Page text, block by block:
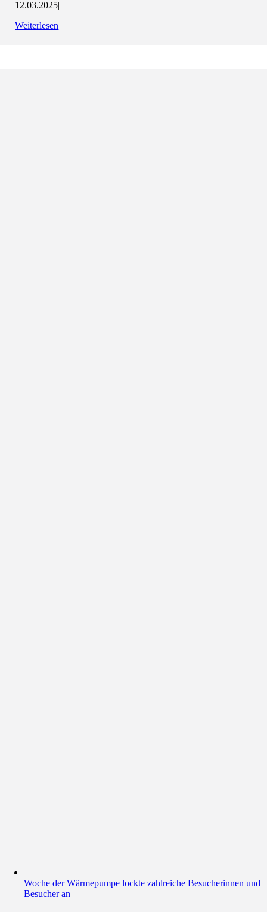
12.03.2025|
Weiterlesen
Woche der Wärmepumpe lockte zahlreiche Besucherinnen und
Besucher an